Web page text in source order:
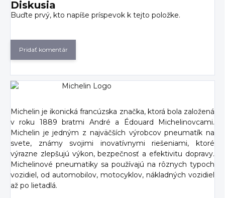
Diskusia
Buďte prvý, kto napíše príspevok k tejto položke.
Pridať komentár
Michelin je ikonická francúzska značka, ktorá bola založená
v roku 1889 bratmi André a Édouard Michelinovcami.
Michelin je jedným z najväčších výrobcov pneumatík na
svete, známy svojimi inovatívnymi riešeniami, ktoré
výrazne zlepšujú výkon, bezpečnosť a efektivitu dopravy.
Michelinové pneumatiky sa používajú na rôznych typoch
vozidiel, od automobilov, motocyklov, nákladných vozidiel
až po lietadlá.